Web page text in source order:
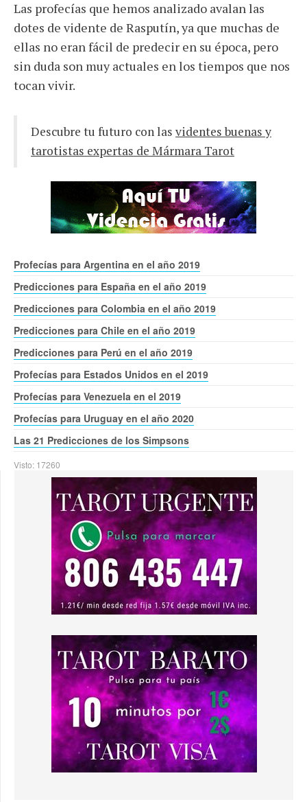
Las profecías que hemos analizado avalan las
dotes de vidente de Rasputín, ya que muchas de
ellas no eran fácil de predecir en su época, pero
sin duda son muy actuales en los tiempos que nos
tocan vivir.
Descubre tu futuro con las videntes buenas y
tarotistas expertas de Mármara Tarot
Profecías para Argentina en el año 2019
Predicciones para España en el año 2019
Predicciones para Colombia en el año 2019
Predicciones para Chile en el año 2019
Predicciones para Perú en el año 2019
Profecías para Estados Unidos en el 2019
Profecías para Venezuela en el 2019
Profecías para Uruguay en el año 2020
Las 21 Predicciones de los Simpsons
Visto: 17260